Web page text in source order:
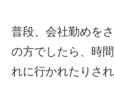
普段、会社勤めを
の方でしたら、時
れに行かれたりさ